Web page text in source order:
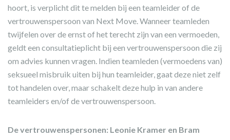
hoort, is verplicht dit te melden bij een teamleider of de
vertrouwenspersoon van Next Move. Wanneer teamleden
twijfelen over de ernst of het terecht zijn van een vermoeden,
geldt een consultatieplicht bij een vertrouwenspersoon die zij
om advies kunnen vragen. Indien teamleden (vermoedens van)
seksueel misbruik uiten bij hun teamleider, gaat deze niet zelf
tot handelen over, maar schakelt deze hulp in van andere
teamleiders en/of de vertrouwenspersoon.
De vertrouwenspersonen: Leonie Kramer en Bram